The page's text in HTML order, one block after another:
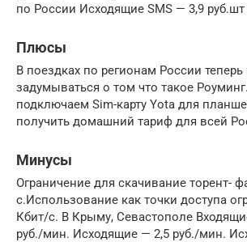
по России Исходящие SMS — 3,9
Плюсы
В поездках по регионам России теперь
задумываться о том что такое
подключаем Sim-карту Yota для
получить домашний тариф для всей
Минусы
Ограничение для скачивание торент-
с.Использование как точки доступа
Кбит/с. В Крыму, Севастополе
руб./мин. Исходящие — 2,5 руб./мин.